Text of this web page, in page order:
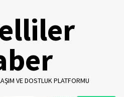
VE DOSTLUK PLATFORMU